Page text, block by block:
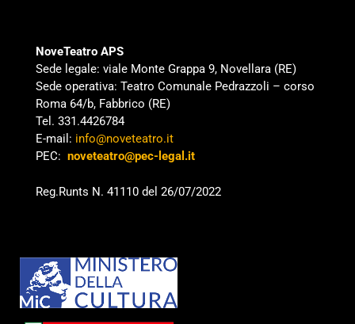
NoveTeatro APS
Sede legale: viale Monte Grappa 9, Novellara (RE)
Sede operativa: Teatro Comunale Pedrazzoli – corso
Roma 64/b, Fabbrico (RE)
Tel. 331.4426784
E-mail: info@noveteatro.it
PEC: noveteatro@pec-legal.it
Reg.Runts N. 41110 del 26/07/2022